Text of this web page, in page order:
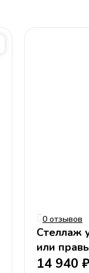
0 отзывов
Стеллаж
или
14 940 ₽